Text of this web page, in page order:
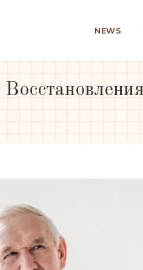
NEWS